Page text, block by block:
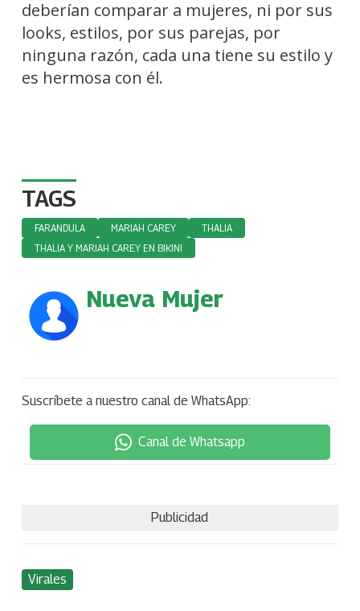
deberían comparar a mujeres, ni por sus
looks, estilos, por sus parejas, por
ninguna razón, cada una tiene su estilo y
es hermosa con él.
TAGS
FARANDULA MARIAH CAREY
THALIA
THALIA Y MARIAH CAREY EN BIKINI
Nueva Mujer
Suscríbete a nuestro canal de WhatsApp:
Canal de Whatsapp
Publicidad
Virales